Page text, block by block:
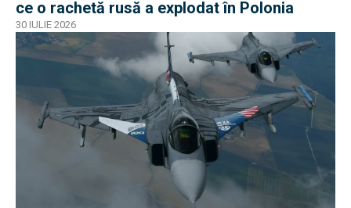
ce o rachetă rusă a explodat în Polonia
30 IULIE 2026